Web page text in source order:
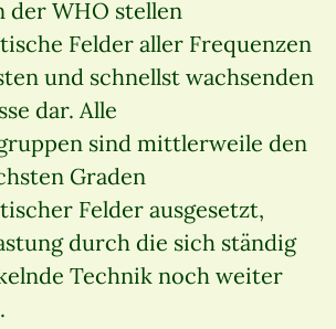
der WHO stellen
Felder aller Frequenzen
und schnellst wachsenden
dar. Alle
sind mittlerweile den
Graden
Felder ausgesetzt,
durch die sich ständig
Technik noch weiter